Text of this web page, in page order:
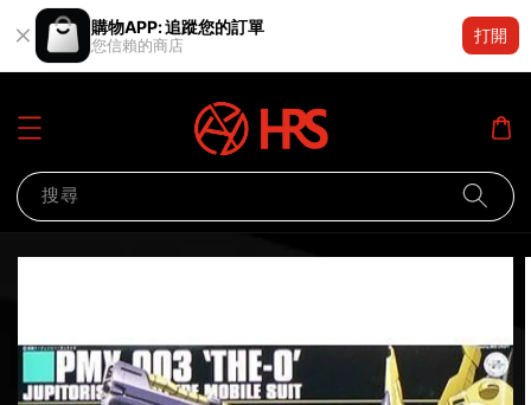
購物APP: 追蹤您的訂單
您信賴的商店
打開
搜尋